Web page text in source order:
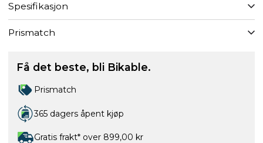
Spesifikasjon
Prismatch
Få det beste, bli Bikable.
Prismatch
365 dagers åpent kjøp
Gratis frakt* over 899,00 kr